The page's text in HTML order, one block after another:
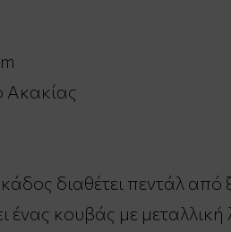
Ακακίας
κάδος διαθέτει πεντάλ
ένας κουβάς με